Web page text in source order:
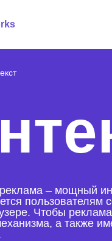
– мощный
пользователям
Чтобы
а также